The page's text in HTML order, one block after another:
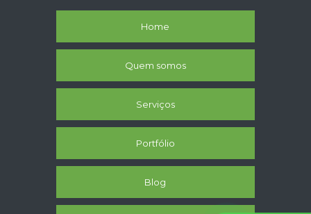
Home
Quem somos
Serviços
Portfólio
Blog